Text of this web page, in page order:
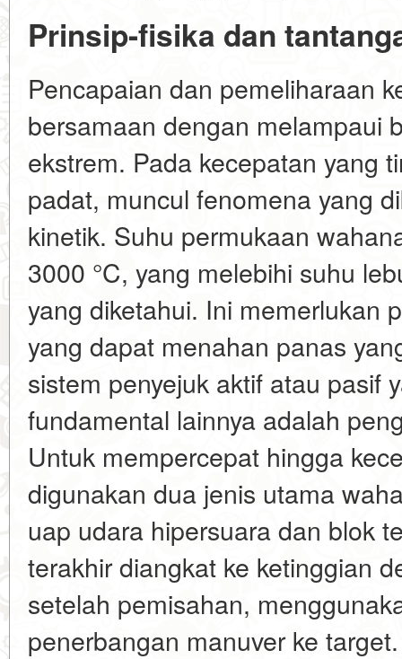
Prinsip-fisika dan
Pencapaian dan pemeliharaan
bersamaan dengan melampaui
ekstrem. Pada kecepatan yang
padat, muncul fenomena yang
kinetik. Suhu permukaan
3000 °C, yang melebihi suhu
yang diketahui. Ini memerlukan
yang dapat menahan panas
sistem penyejuk aktif atau pasif
fundamental lainnya adalah
Untuk mempercepat hingga
digunakan dua jenis utama
uap udara hipersuara dan blok
terakhir diangkat ke ketinggian
setelah pemisahan,
penerbangan manuver ke target.